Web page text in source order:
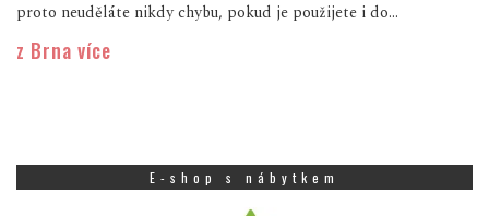
proto neuděláte nikdy chybu, pokud je použijete i do...
z Brna více
E-shop s nábytkem